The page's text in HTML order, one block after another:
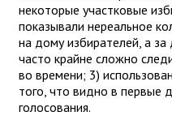
некоторые участковые
показывали нереальное
на дому избирателей, а
часто крайне сложно
во времени; 3)
того, что видно в первые
голосования.